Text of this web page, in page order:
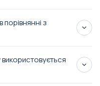
порівнянні з